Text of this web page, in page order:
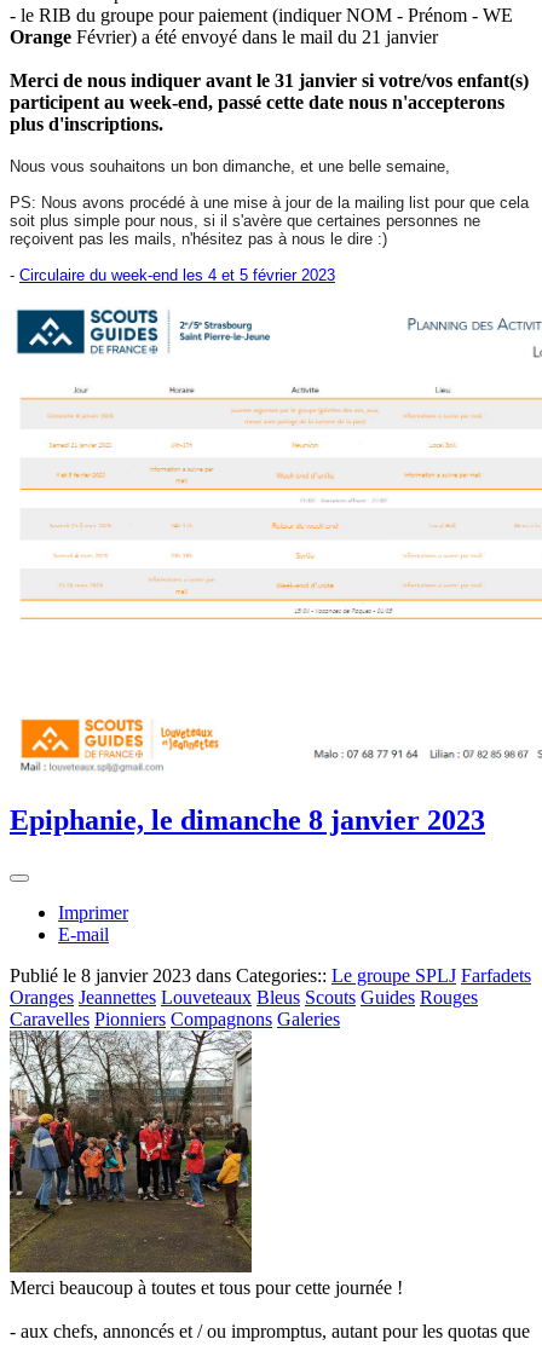
- le RIB du groupe pour paiement (indiquer NOM - Prénom - WE
Orange Février) a été envoyé dans le mail du 21 janvier
Merci de nous indiquer avant le 31 janvier si votre/vos enfant(s)
participent au week-end, passé cette date nous n'accepterons
plus d'inscriptions.
Nous vous souhaitons un bon dimanche, et une belle semaine,
PS: Nous avons procédé à une mise à jour de la mailing list pour que cela
soit plus simple pour nous, si il s'avère que certaines personnes ne
reçoivent pas les mails, n'hésitez pas à nous le dire :)
- Circulaire du week-end les 4 et 5 février 2023
Epiphanie, le dimanche 8 janvier 2023
Imprimer
E-mail
Publié le 8 janvier 2023 dans Categories:: Le groupe SPLJ Farfadets
Oranges Jeannettes Louveteaux Bleus Scouts Guides Rouges
Caravelles Pionniers Compagnons Galeries
Merci beaucoup à toutes et tous pour cette journée !
- aux chefs, annoncés et / ou impromptus, autant pour les quotas que